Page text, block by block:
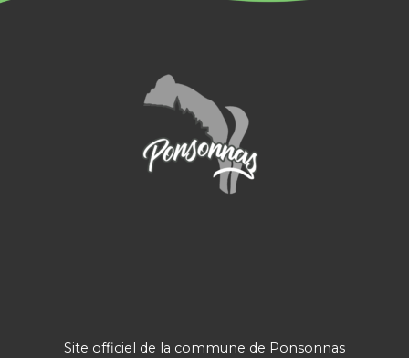
Site officiel de la commune de Ponsonnas